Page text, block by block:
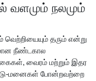
வளமும் நலமும்
தரும் என்று
நீண்டகால
வைரம் மற்றும் இதர
மனைகள் போன்றவற்றை